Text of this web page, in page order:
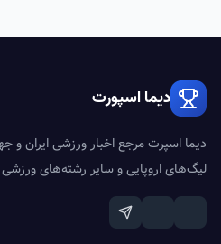
دیما اسپورت
دیما اسپرت مرجع اخبار ورزشی ایران و
لیگ‌های اروپایی و سایر رشته‌های